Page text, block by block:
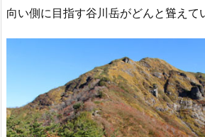
向い側に目指す谷川岳がどんと聳えて